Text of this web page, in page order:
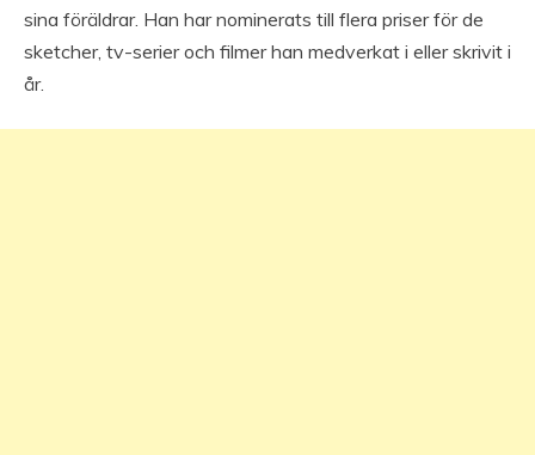
sina föräldrar. Han har nominerats till flera priser för de
sketcher, tv-serier och filmer han medverkat i eller skrivit i
år.